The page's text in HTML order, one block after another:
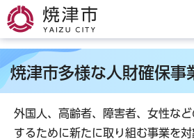
焼津市
焼津市多様な人財確保事
外国人、高齢者、障害者、女性な
するために新たに取り組む事業を